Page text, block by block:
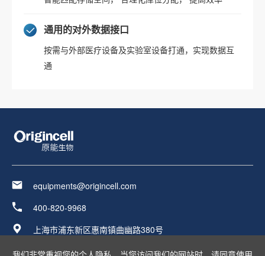
通用的对外数据接口
按需与外部医疗设备及实验室设备打通，实现数据互
通
equipments@origincell.com
400-820-9968
上海市浦东新区惠南镇曲幽路380号
友情链接：